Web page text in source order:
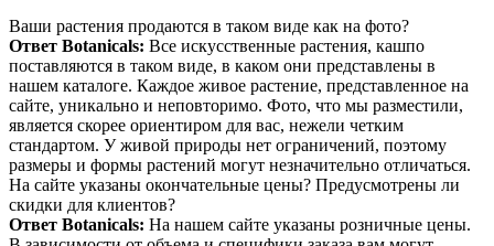
Ваши растения продаются в таком виде как на фото?
Ответ Botanicals: Все искусственные растения, кашпо
поставляются в таком виде, в каком они представлены в
нашем каталоге. Каждое живое растение, представленное на
сайте, уникально и неповторимо. Фото, что мы разместили,
является скорее ориентиром для вас, нежели четким
стандартом. У живой природы нет ограничений, поэтому
размеры и формы растений могут незначительно отличаться.
На сайте указаны окончательные цены? Предусмотрены ли
скидки для клиентов?
Ответ Botanicals: На нашем сайте указаны розничные цены.